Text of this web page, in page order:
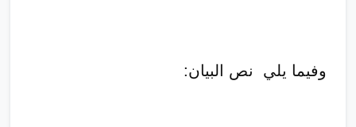
وفيما يلي نص البيان: